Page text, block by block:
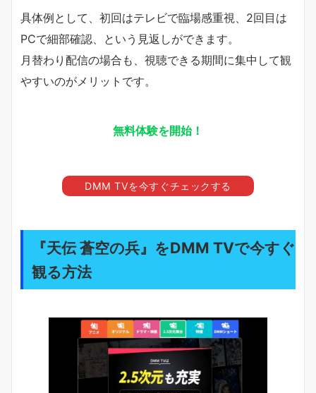
具体例として、初回はテレビで臨場感重視、2回目は
PCで細部確認、という見返しができます。
月替わり配信の場合も、視聴できる期間に集中して観
やすいのがメリットです。
無料体験を開始！
DMM TVを今すぐチェックする
『天伝 蒼空の兵』をDMM TVで今すぐ
観る方法